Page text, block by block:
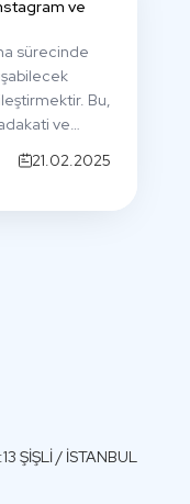
ve
sürecinde
Bu,
ve
21.02.2025
ŞİŞLİ / İSTANBUL